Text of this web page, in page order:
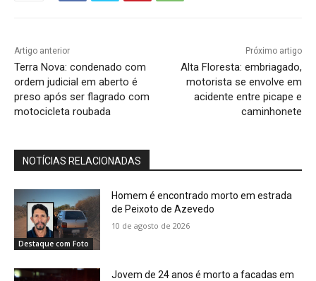
Artigo anterior
Terra Nova: condenado com
ordem judicial em aberto é
preso após ser flagrado com
motocicleta roubada
Próximo artigo
Alta Floresta: embriagado,
motorista se envolve em
acidente entre picape e
caminhonete
NOTÍCIAS RELACIONADAS
Destaque com Foto
Homem é encontrado morto em estrada
de Peixoto de Azevedo
10 de agosto de 2026
Jovem de 24 anos é morto a facadas em